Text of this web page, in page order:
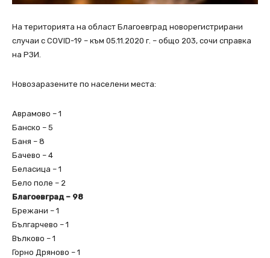
На територията на област Благоевград новорегистрирани
случаи с COVID-19 – към 05.11.2020 г. – общо 203, сочи справка
на РЗИ.
Новозаразените по населени места:
Аврамово – 1
Банско – 5
Баня – 8
Бачево – 4
Беласица – 1
Бело поле – 2
Благоевград – 98
Брежани – 1
Българчево – 1
Вълково – 1
Горно Дряново – 1